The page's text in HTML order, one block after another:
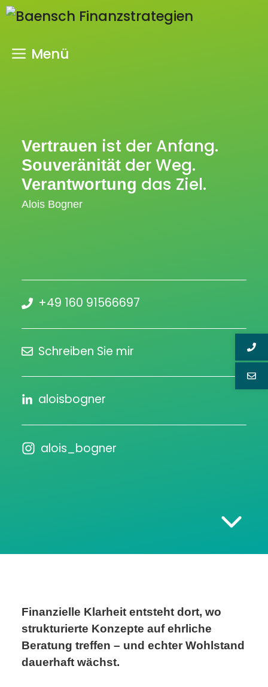
Zum
Inhalt
Menü
Vertrauen ist der Anfang.
Souveränitätder Weg.
Verantwortung das Ziel.
Alois Bogner
+49 160 91566697
Schreiben Sie mir
aloisbogner
alois_bogner
Finanzielle Klarheit entsteht dort, wo
strukturierte Konzepte auf ehrliche
Beratung treffen – und echter Wohlstand
dauerhaft wächst.